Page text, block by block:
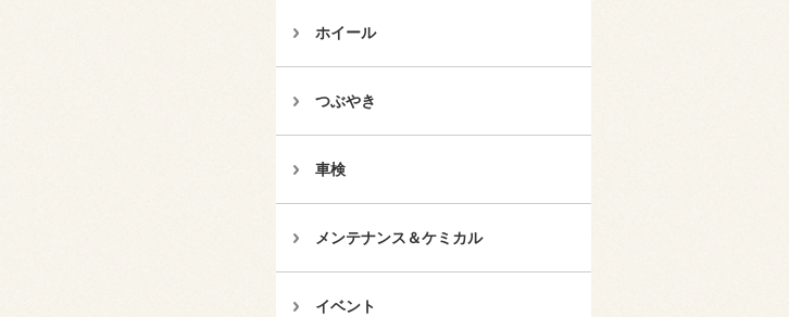
ホイール
つぶやき
車検
メンテナンス＆ケミカル
イベント